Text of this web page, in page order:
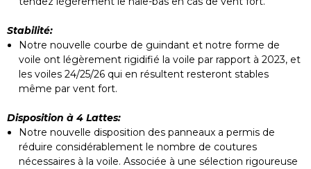
Stabilité:
Notre nouvelle courbe de guindant et notre forme de
voile ont légèrement rigidifié la voile par rapport à 2023, et
les voiles 24/25/26 qui en résultent resteront stables
même par vent fort.
Disposition à 4 Lattes:
Notre nouvelle disposition des panneaux a permis de
réduire considérablement le nombre de coutures
nécessaires à la voile. Associée à une sélection rigoureuse